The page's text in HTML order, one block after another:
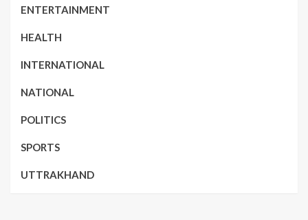
ENTERTAINMENT
HEALTH
INTERNATIONAL
NATIONAL
POLITICS
SPORTS
UTTRAKHAND